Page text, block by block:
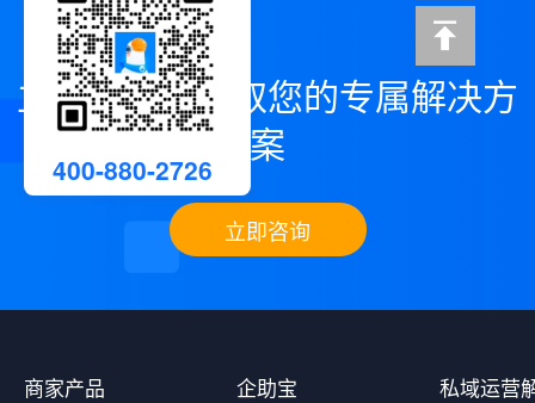
立即咨询，领取您的专属解决方
案
立即咨询
商家产品 企助宝 私域运营
400-880-2726